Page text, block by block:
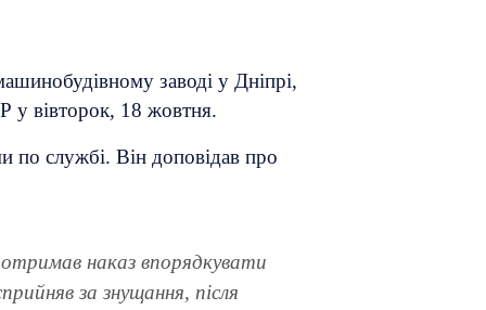
заводі у Дніпрі,
у вівторок, 18 жовтня.
по службі. Він доповідав про
наказ впорядкувати
за знущання, після